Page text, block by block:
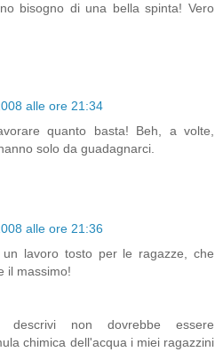
bisogno di una bella spinta! Vero
alle ore 21:34
quanto basta! Beh, a volte,
solo da guadagnarci.
alle ore 21:36
lavoro tosto per le ragazze, che
il massimo!
descrivi non dovrebbe essere
chimica dell'acqua i miei ragazzini